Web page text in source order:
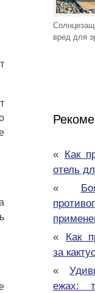
вред для
«
Как
отель
«
«
Как
за
«
ежах: